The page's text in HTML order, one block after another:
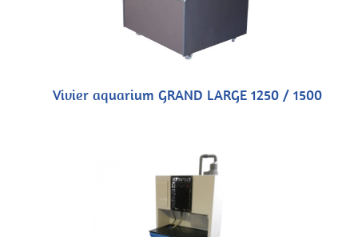
Vivier aquarium GRAND LARGE 1250 / 1500